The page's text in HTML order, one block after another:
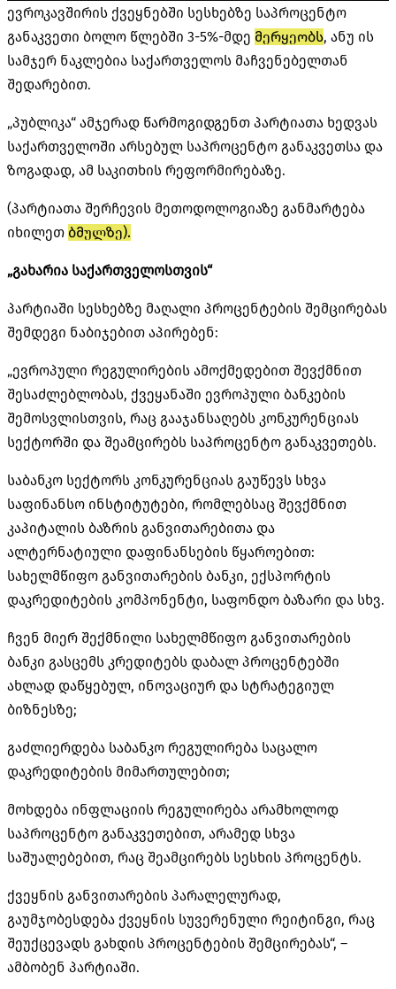
ევროკავშირის ქვეყნებში სესხებზე საპროცენტო
განაკვეთი ბოლო წლებში 3-5%-მდე მერყეობს, ანუ ის
სამჯერ ნაკლებია საქართველოს მაჩვენებელთან
შედარებით.
„პუბლიკა“ ამჯერად წარმოგიდგენთ პარტიათა ხედვას
საქართველოში არსებულ საპროცენტო განაკვეთსა და
ზოგადად, ამ საკითხის რეფორმირებაზე.
(პარტიათა შერჩევის მეთოდოლოგიაზე განმარტება
იხილეთ ბმულზე).
„გახარია საქართველოსთვის“
პარტიაში სესხებზე მაღალი პროცენტების შემცირებას
შემდეგი ნაბიჯებით აპირებენ:
„ევროპული რეგულირების ამოქმედებით შევქმნით
შესაძლებლობას, ქვეყანაში ევროპული ბანკების
შემოსვლისთვის, რაც გააჯანსაღებს კონკურენციას
სექტორში და შეამცირებს საპროცენტო განაკვეთებს.
საბანკო სექტორს კონკურენციას გაუწევს სხვა
საფინანსო ინსტიტუტები, რომლებსაც შევქმნით
კაპიტალის ბაზრის განვითარებითა და
ალტერნატიული დაფინანსების წყაროებით:
სახელმწიფო განვითარების ბანკი, ექსპორტის
დაკრედიტების კომპონენტი, საფონდო ბაზარი და სხვ.
ჩვენ მიერ შექმნილი სახელმწიფო განვითარების
ბანკი გასცემს კრედიტებს დაბალ პროცენტებში
ახლად დაწყებულ, ინოვაციურ და სტრატეგიულ
ბიზნესზე;
გაძლიერდება საბანკო რეგულირება საცალო
დაკრედიტების მიმართულებით;
მოხდება ინფლაციის რეგულირება არამხოლოდ
საპროცენტო განაკვეთებით, არამედ სხვა
საშუალებებით, რაც შეამცირებს სესხის პროცენტს.
ქვეყნის განვითარების პარალელურად,
გაუმჯობესდება ქვეყნის სუვერენული რეიტინგი, რაც
შეუქცევადს გახდის პროცენტების შემცირებას“, –
ამბობენ პარტიაში.